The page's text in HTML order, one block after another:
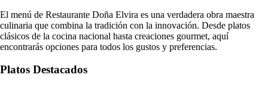
El menú de Restaurante Doña Elvira es una verdadera obra maestra
culinaria que combina la tradición con la innovación. Desde platos
clásicos de la cocina nacional hasta creaciones gourmet, aquí
encontrarás opciones para todos los gustos y preferencias.
Platos Destacados